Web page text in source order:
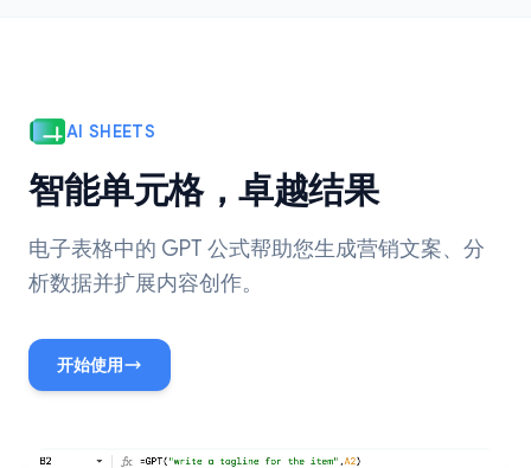
AI SHEETS
智能单元格，卓越结果
电子表格中的 GPT 公式帮助您生成营销文案、分
析数据并扩展内容创作。
开始使用